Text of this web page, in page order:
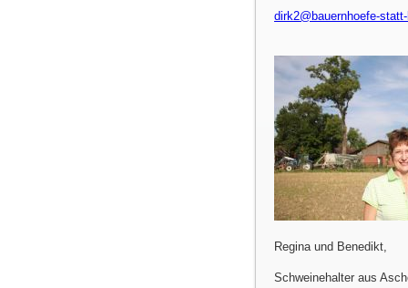
dirk2@bauernhoefe-
Regina und Benedikt,
Schweinehalter aus